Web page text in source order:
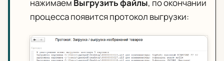
нажимаем Выгрузить файлы, по окончании
процесса появится протокол выгрузки: